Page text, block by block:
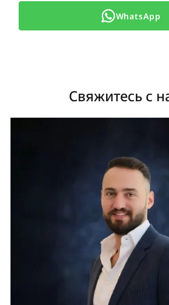
WhatsApp
Свяжитесь с